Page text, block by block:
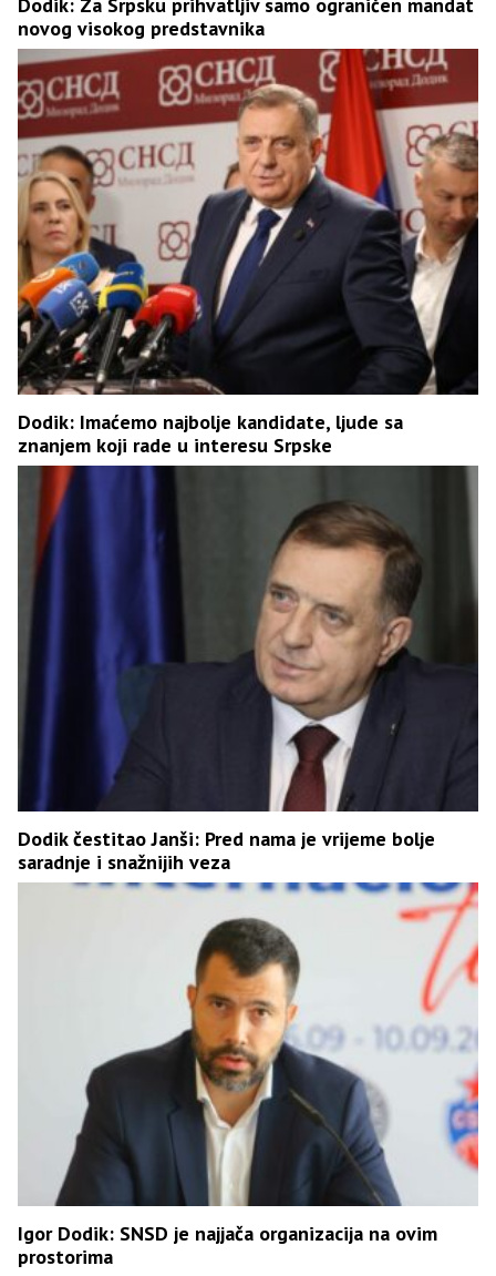
Dodik: Za Srpsku prihvatljiv samo ograničen mandat
novog visokog predstavnika
Dodik: Imaćemo najbolje kandidate, ljude sa
znanjem koji rade u interesu Srpske
Dodik čestitao Janši: Pred nama je vrijeme bolje
saradnje i snažnijih veza
Igor Dodik: SNSD je najjača organizacija na ovim
prostorima